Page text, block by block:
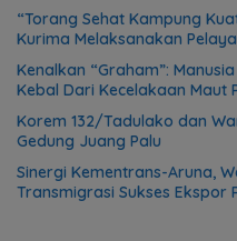
“Torang Sehat Kampung
Kurima Melaksanakan
Kenalkan “Graham”:
Kebal Dari Kecelakaan Maut
Korem 132/Tadulako dan
Gedung Juang Palu
Sinergi Kementrans-Aruna,
Transmigrasi Sukses Ekspor